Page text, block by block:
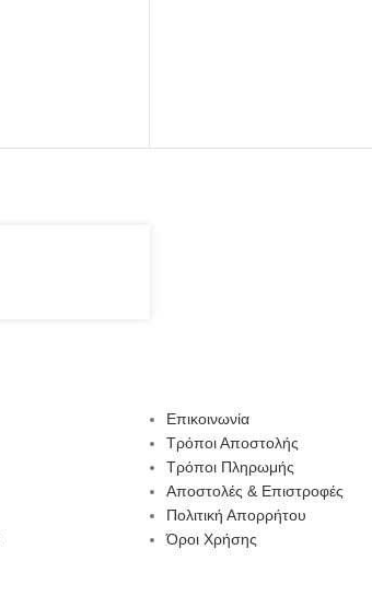
Επικοινωνία
Τρόποι Αποστολής
Τρόποι Πληρωμής
Αποστολές & Επιστροφές
Πολιτική Απορρήτου
Όροι Χρήσης